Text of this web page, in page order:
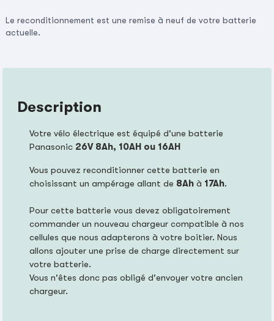
Le reconditionnement est une remise à neuf de votre batterie
actuelle.
Description
Votre vélo électrique est équipé d'une batterie
Panasonic 26V 8Ah, 10AH ou 16AH
Vous pouvez reconditionner cette batterie en
choisissant un ampérage allant de 8Ah à 17Ah.
Pour cette batterie vous devez obligatoirement
commander un nouveau chargeur compatible à nos
cellules que nous adapterons à votre boitier. Nous
allons ajouter une prise de charge directement sur
votre batterie.
Vous n'êtes donc pas obligé d'envoyer votre ancien
chargeur.